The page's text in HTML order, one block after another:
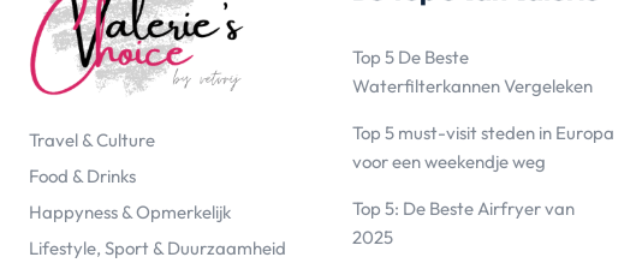
Travel & Culture
Food & Drinks
Happyness & Opmerkelijk
Lifestyle, Sport & Duurzaamheid
Top 5 De Beste
Waterfilterkannen Vergeleken
Top 5 must-visit steden in Europa
voor een weekendje weg
Top 5: De Beste Airfryer van
2025